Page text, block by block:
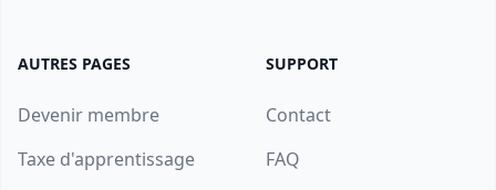
AUTRES PAGES
Devenir membre
Taxe d'apprentissage
SUPPORT
Contact
FAQ